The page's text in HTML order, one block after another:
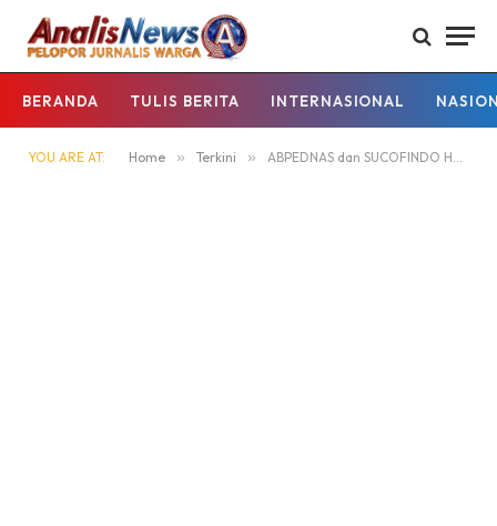
BERANDA TULIS BERITA INTERNASIONAL
YOU ARE AT: Home » Terkini » ABPEDNAS dan SUCOFINDO Hadirkan Akses Air Bersih bagi Masyarakat Desa di Aceh Besar